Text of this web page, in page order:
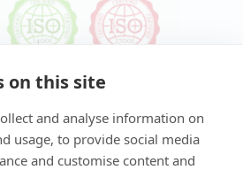
on this site
and analyse information on
usage, to provide social media
and customise content and